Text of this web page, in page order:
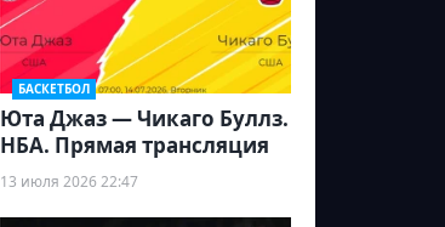
БАСКЕТБОЛ
Юта Джаз — Чикаго Буллз.
НБА. Прямая трансляция
13 июля 2026 22:47